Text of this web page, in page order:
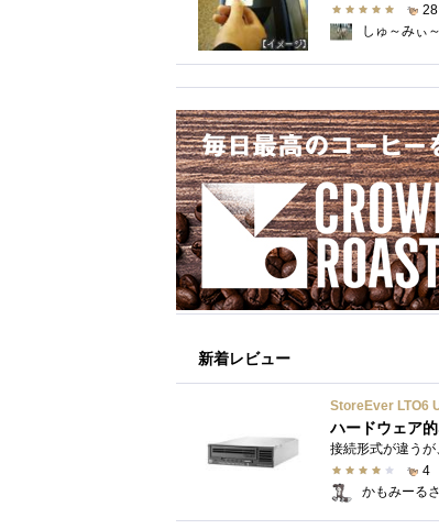
28
しゅ～みぃ
新着レビュー
StoreEver LTO6
ハードウェア
4
かもみーる